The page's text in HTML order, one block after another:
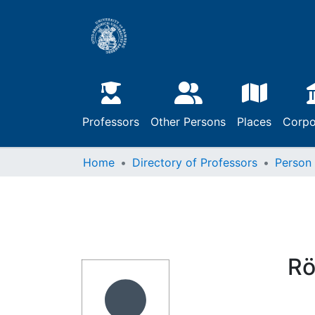
Professors Other Persons Places
Home Directory of Professors Person